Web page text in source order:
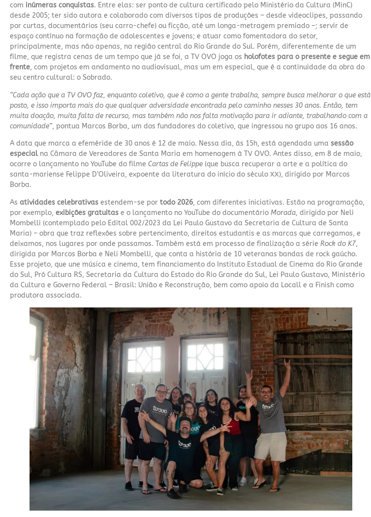
com inúmeras conquistas. Entre elas: ser ponto de cultura certificado pelo Ministério da Cultura (MinC)
desde 2005; ter sido autora e colaborado com diversos tipos de produções – desde videoclipes, passando
por curtas, documentários (seu carro-chefe) ou ficção, até um longa-metragem premiado –; servir de
espaço contínuo na formação de adolescentes e jovens; e atuar como fomentadora do setor,
principalmente, mas não apenas, na região central do Rio Grande do Sul. Porém, diferentemente de um
filme, que registra cenas de um tempo que já se foi, a TV OVO joga os holofotes para o presente e segue em
frente, com projetos em andamento no audiovisual, mas um em especial, que é a continuidade da obra do
seu centro cultural: o Sobrado.
“Cada ação que a TV OVO faz, enquanto coletivo, que é como a gente trabalha, sempre busca melhorar o que está
posto, e isso importa mais do que qualquer adversidade encontrada pelo caminho nesses 30 anos. Então, tem
muita doação, muita falta de recurso, mas também não nos falta motivação para ir adiante, trabalhando com a
comunidade”, pontua Marcos Borba, um dos fundadores do coletivo, que ingressou no grupo aos 16 anos.
A data que marca a efeméride de 30 anos é 12 de maio. Nessa dia, às 15h, está agendada uma sessão
especialna Câmara de Vereadores de Santa Maria em homenagem à TV OVO. Antes disso, em 8 de maio,
ocorre o lançamento no YouTube do filme Cartas de Felippe (que busca recuperar a arte e a política do
santa-mariense Felippe D’Oliveira, expoente da literatura do início do século XX), dirigido por Marcos
Borba.
As atividades celebrativas estendem-se por todo 2026, com diferentes iniciativas. Estão na programação,
por exemplo, exibições gratuitas e o lançamento no YouTube do documentário Morada, dirigido por Neli
Mombelli (contemplado pelo Edital 002/2023 da Lei Paulo Gustavo da Secretaria de Cultura de Santa
Maria) – obra que traz reflexões sobre pertencimento, direitos estudantis e as marcas que carregamos, e
deixamos, nos lugares por onde passamos. Também está em processo de finalização a série Rock do K7,
dirigida por Marcos Borba e Neli Mombelli, que conta a história de 10 veteranas bandas de rock gaúcho.
Esse projeto, que une música e cinema, tem financiamento do Instituto Estadual de Cinema do Rio Grande
do Sul, Pró Cultura RS, Secretaria da Cultura do Estado do Rio Grande do Sul, Lei Paulo Gustavo, Ministério
da Cultura e Governo Federal – Brasil: União e Reconstrução, bem como apoio da Locall e a Finish como
produtora associada.